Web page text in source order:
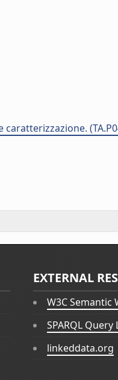
EXTERNAL
W3C Semantic
SPARQL
linkeddata.org